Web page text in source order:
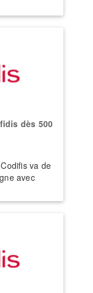
dès 500
va de
avec